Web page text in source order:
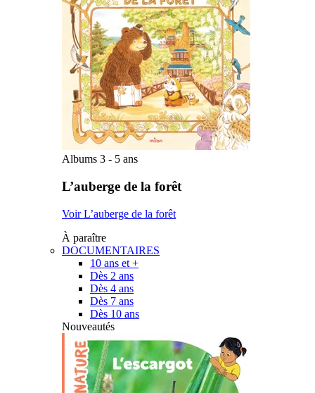
Albums 3 - 5 ans
L’auberge de la forêt
Voir L’auberge de la forêt
À paraître
DOCUMENTAIRES
10 ans et +
Dès 2 ans
Dès 4 ans
Dès 7 ans
Dès 10 ans
Nouveautés